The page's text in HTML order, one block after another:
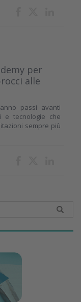
per
alle
passi avanti
e tecnologie che
sempre più